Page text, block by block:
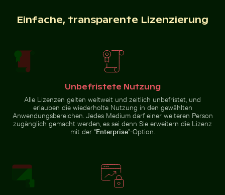
Nachtansicht von Lissabon mit Vintage-Fahrrad auf Küstenweg
in Kauai
Herbstliche Birken am Hahneberg in Berlin im
Herbstliche Birken
am Hahneberg in
Berlin im goldenen
Licht
Verschwommener Wald mit
Verschwommener Wald mit abstrakten
Baumstrukturen
Eleganter Tulpenstrauß in Glasvase
Eleganter Tulpenstrauß in
Glasvase
Feierlicher
Feierlicher Schokoladenkuchen mit
Wunderkerze
Malerische Ansicht der Kalksteinformationen im El
Zeitraffer von blühenden
Einfache, transparente Lizenzierung
Unbefristete Nutzung
Alle Lizenzen gelten weltweit und zeitlich unbefristet, und
erlauben die wiederholte Nutzung in den gewählten
Anwendungsbereichen. Jedes Medium darf einer weiteren Person
zugänglich gemacht werden, es sei denn Sie erweitern die Lizenz
mit der “Enterprise”-Option.